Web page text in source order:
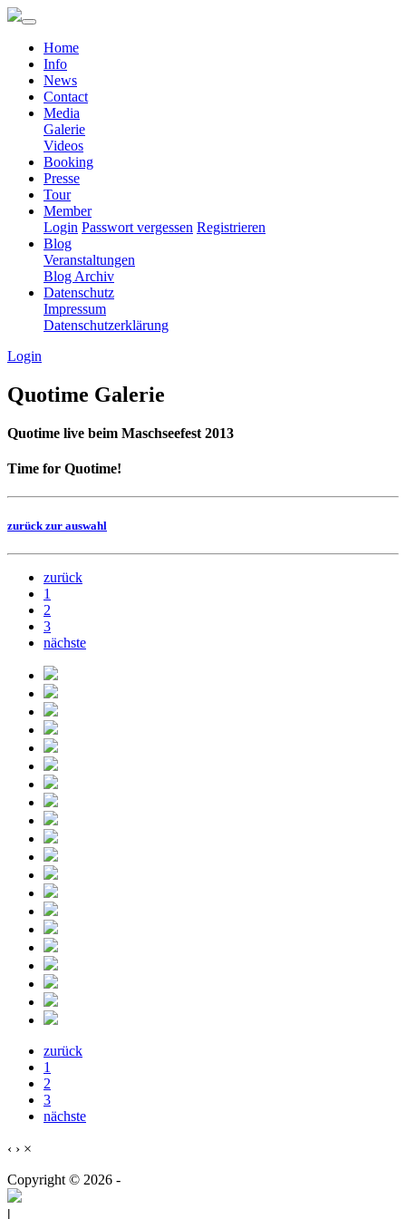
Home
Info
News
Contact
Media
Galerie
Videos
Booking
Presse
Tour
Member
Login Passwort vergessen Registrieren
Blog
Veranstaltungen
Blog Archiv
Datenschutz
Impressum
Datenschutzerklärung
Login
Quotime Galerie
Quotime live beim Maschseefest 2013
Time for Quotime!
zurück zur auswahl
zurück
1
2
3
nächste
zurück
1
2
3
nächste
‹ › ×
Copyright © 2026 -
|